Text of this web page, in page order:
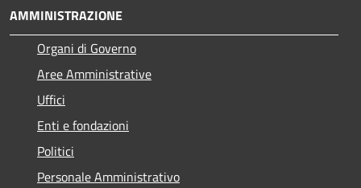
AMMINISTRAZIONE
Organi di Governo
Aree Amministrative
Uffici
Enti e fondazioni
Politici
Personale Amministrativo